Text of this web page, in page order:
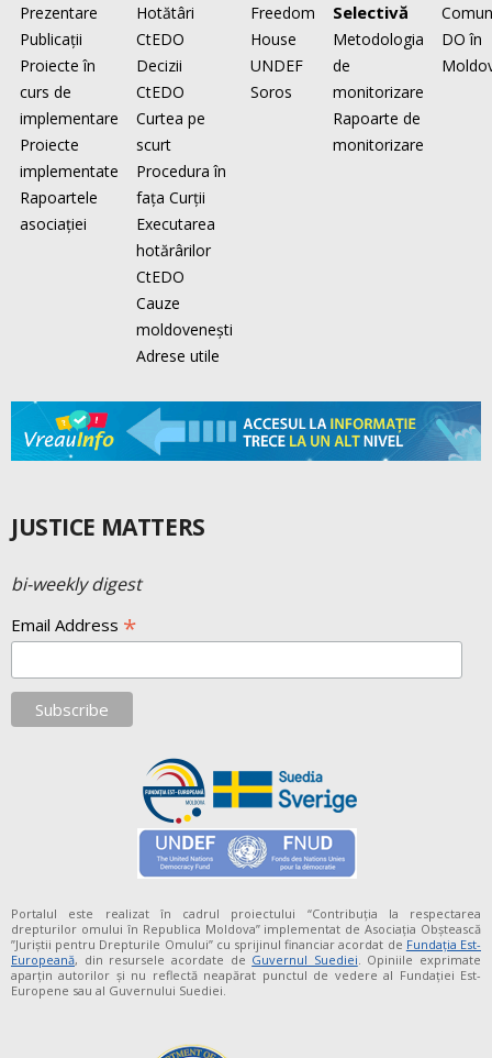
Prezentare
Publicaţii
Proiecte în
curs de
implementare
Proiecte
implementate
Rapoartele
asociaţiei
Hotătâri
CtEDO
Decizii
CtEDO
Curtea pe
scurt
Procedura în
faţa Curţii
Executarea
hotărârilor
CtEDO
Cauze
moldovenești
Adrese utile
Freedom
House
UNDEF
Soros
Selectivă
Metodologia
de
monitorizare
Rapoarte de
monitorizare
DO în
JUSTICE MATTERS
bi-weekly digest
Email Address *
Portalul este realizat în cadrul proiectului “Contribuția la respectarea
drepturilor omului în Republica Moldova” implementat de Asociația Obștească
”Juriștii pentru Drepturile Omului” cu sprijinul financiar acordat de Fundaţia Est-
Europeană, din resursele acordate de Guvernul Suediei. Opiniile exprimate
aparţin autorilor şi nu reflectă neapărat punctul de vedere al Fundației Est-
Europene sau al Guvernului Suediei.